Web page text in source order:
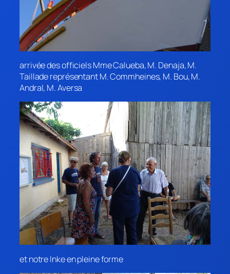
arrivée des officiels Mme Calueba, M. Denaja, M.
Taillade représentant M. Commheines, M. Bou, M.
Andral, M. Aversa
et notre Inke en pleine forme